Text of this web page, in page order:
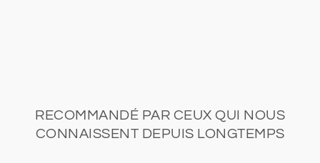
RECOMMANDÉ PAR CEUX QUI NOUS
CONNAISSENT DEPUIS LONGTEMPS